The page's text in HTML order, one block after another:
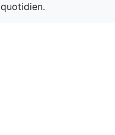
quotidien.